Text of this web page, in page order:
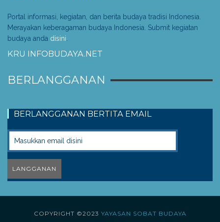
Portal informasi, kegiatan, dan berita budaya tradisi Indonesia.
Merayakan keberagaman budaya Indonesia. Submit kegiatan
budaya anda disini.
KRU INFOBUDAYA.NET
BERLANGGANAN
BERLANGGANAN BERTITA EMAIL
COPYRIGHT ©2023 YAYASAN SOBAT BUDAYA